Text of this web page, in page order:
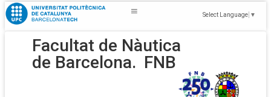
Select Language ▼
Facultat de Nàutica
de Barcelona. FNB